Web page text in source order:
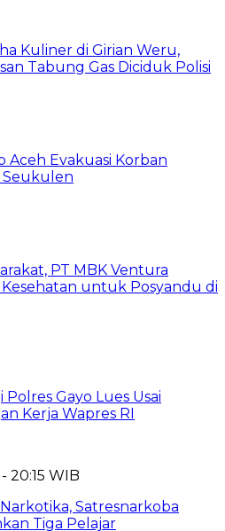
Kuliner di Girian Weru,
Tabung Gas Diciduk Polisi
Aceh Evakuasi Korban
Seukulen
PT MBK Ventura
untuk Posyandu di
Gayo Lues Usai
Kerja Wapres RI
20:15 WIB
Satresnarkoba
Tiga Pelajar